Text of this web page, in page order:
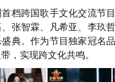
档跨国歌手文化交流节
张智霖、凡希亚、李玖
典。作为节目独家冠名
，实现跨文化共鸣。